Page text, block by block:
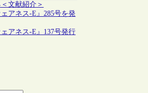
文献紹介＞
ェアネス-E』285号を発
ェアネス-E』137号発行